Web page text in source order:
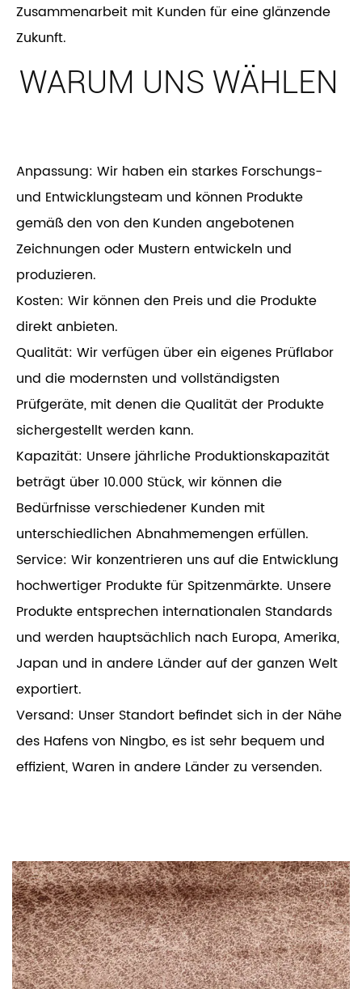
Zusammenarbeit mit Kunden für eine glänzende
Zukunft.
WARUM UNS WÄHLEN
Anpassung: Wir haben ein starkes Forschungs-
und Entwicklungsteam und können Produkte
gemäß den von den Kunden angebotenen
Zeichnungen oder Mustern entwickeln und
produzieren.
Kosten: Wir können den Preis und die Produkte
direkt anbieten.
Qualität: Wir verfügen über ein eigenes Prüflabor
und die modernsten und vollständigsten
Prüfgeräte, mit denen die Qualität der Produkte
sichergestellt werden kann.
Kapazität: Unsere jährliche Produktionskapazität
beträgt über 10.000 Stück, wir können die
Bedürfnisse verschiedener Kunden mit
unterschiedlichen Abnahmemengen erfüllen.
Service: Wir konzentrieren uns auf die Entwicklung
hochwertiger Produkte für Spitzenmärkte. Unsere
Produkte entsprechen internationalen Standards
und werden hauptsächlich nach Europa, Amerika,
Japan und in andere Länder auf der ganzen Welt
exportiert.
Versand: Unser Standort befindet sich in der Nähe
des Hafens von Ningbo, es ist sehr bequem und
effizient, Waren in andere Länder zu versenden.